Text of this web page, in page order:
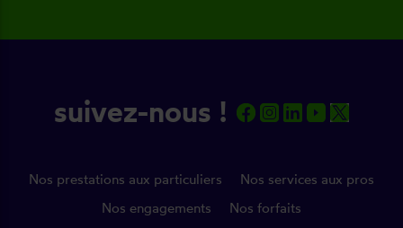
suivez-nous !
Nos prestations aux particuliers
Nos services aux pros
Nos engagements
Nos forfaits